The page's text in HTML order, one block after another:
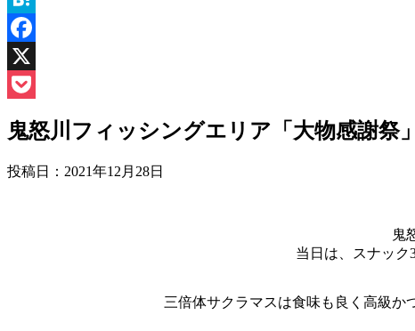
Hatena
Facebook
X
鬼怒川フィッシングエリア「大物感謝祭」
投稿日： 2021年12月28日
鬼
当日は、スナック
三倍体サクラマスは食味も良く高級か